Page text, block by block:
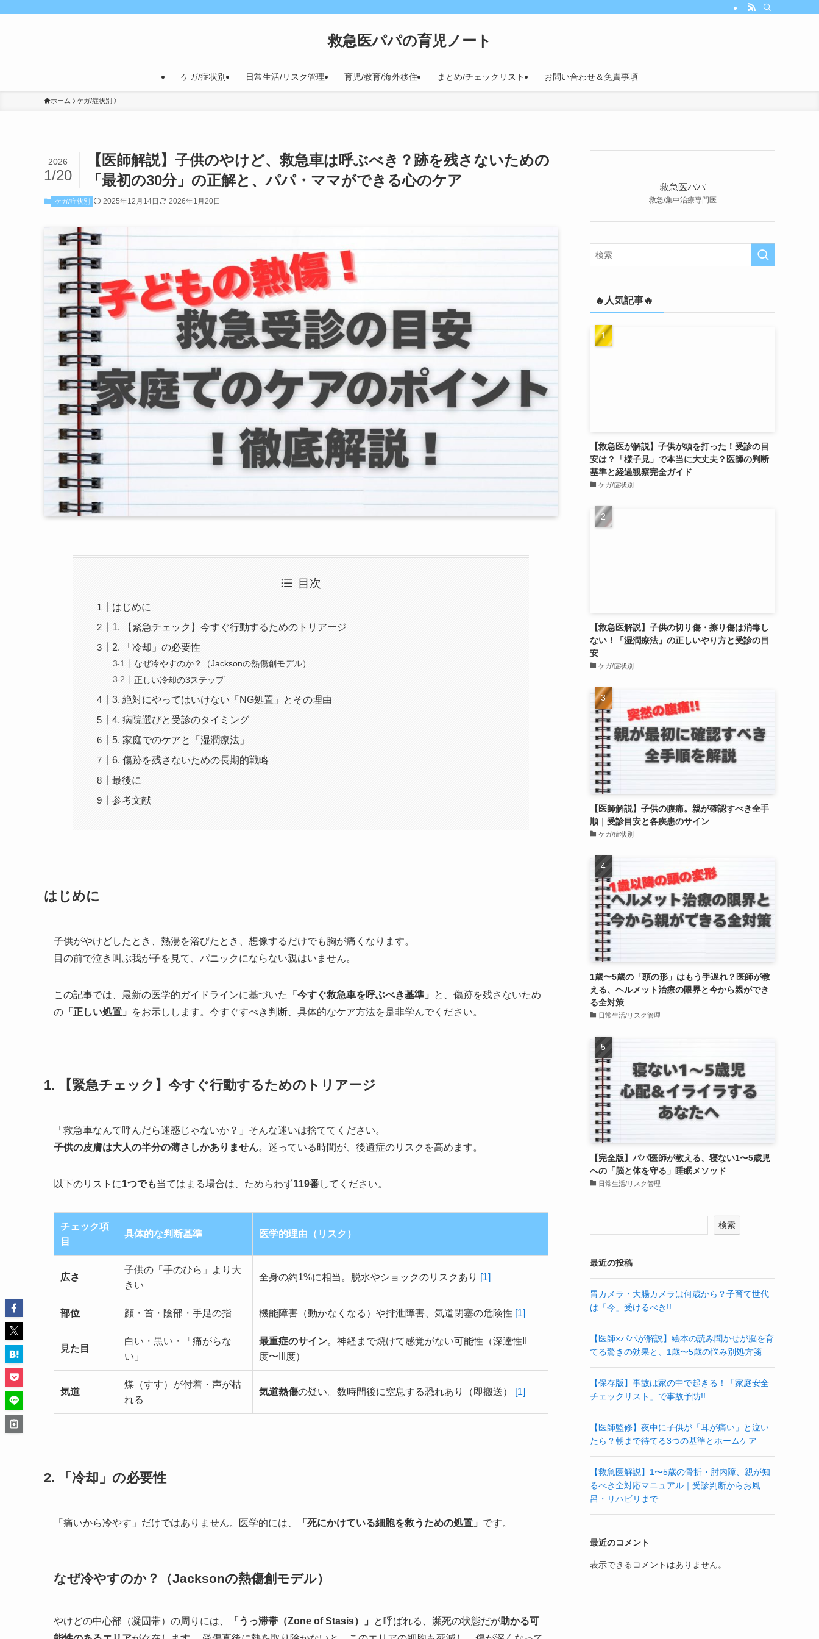
救急医パパの育児ノート
ケガ/症状別 日常生活/リスク管理 育児/教育/海外移住 まとめ/チェックリスト お問い合わせ＆免責事項
ホーム ケガ/症状別
【医師解説】子供のやけど、救急車は呼ぶべき？跡を残さないための
「最初の30分」の正解と、パパ・ママができる心のケア
2026
1/20
ケガ/症状別 2025年12月14日 2026年1月20日
目次
はじめに
1. 【緊急チェック】今すぐ行動するためのトリアージ
2. 「冷却」の必要性
なぜ冷やすのか？（Jacksonの熱傷創モデル）
正しい冷却の3ステップ
3. 絶対にやってはいけない「NG処置」とその理由
4. 病院選びと受診のタイミング
5. 家庭でのケアと「湿潤療法」
6. 傷跡を残さないための長期的戦略
最後に
参考文献
はじめに
子供がやけどしたとき、熱湯を浴びたとき、想像するだけでも胸が痛くなります。
目の前で泣き叫ぶ我が子を見て、パニックにならない親はいません。
この記事では、最新の医学的ガイドラインに基づいた 「今すぐ救急車を呼ぶべき基準」
と、傷跡を残さないため
の 「正しい処置」 をお示しします。今すぐすべき判断、具体的なケア方法を是非学んでください。
1. 【緊急チェック】今すぐ行動するためのトリアージ
「救急車なんて呼んだら迷惑じゃないか？」そんな迷いは捨ててください。
子供の皮膚は大人の半分の薄さしかありません。迷っている時間が、後遺症のリスクを高めます。
以下のリストに1つでも当てはまる場合は、ためらわず119番してください。
チェック項
目
具体的な判断基準 医学的理由（リスク）
広さ
子供の「手のひら」より大
きい
全身の約1%に相当。脱水やショックのリスクあり [1]
部位 顔・首・陰部・手足の指 機能障害（動かなくなる）や排泄障害、気道閉塞の危険性 [1]
見た目
白い・黒い・「痛がらな
い」
最重症のサイン。神経まで焼けて感覚がない可能性（深達性II
度〜III度）
気道
煤（すす）が付着・声が枯
れる
気道熱傷の疑い。数時間後に窒息する恐れあり（即搬送） [1]
2. 「冷却」の必要性
「痛いから冷やす」だけではありません。医学的には、 「死にかけている細胞を救うための処置」 です。
なぜ冷やすのか？（Jacksonの熱傷創モデル）
やけどの中心部（凝固帯）の周りには、 「うっ滞帯（Zone of Stasis）」 と呼ばれる、瀕死の状態だが助かる可
救急医パパ
救急/集中治療専門医
🔥人気記事🔥
【救急医が解説】子供が頭を打った！受診の目
安は？「様子見」で本当に大丈夫？医師の判断
基準と経過観察完全ガイド
ケガ/症状別
【救急医解説】子供の切り傷・擦り傷は消毒し
ない！「湿潤療法」の正しいやり方と受診の目
安
ケガ/症状別
【医師解説】子供の腹痛。親が確認すべき全手
順｜受診目安と各疾患のサイン
ケガ/症状別
1歳〜5歳の「頭の形」はもう手遅れ？医師が教
える、ヘルメット治療の限界と今から親ができ
る全対策
日常生活/リスク管理
【完全版】パパ医師が教える、寝ない1〜5歳児
への「脳と体を守る」睡眠メソッド
日常生活/リスク管理
検索
最近の投稿
胃カメラ・大腸カメラは何歳から？子育て世代
は「今」受けるべき!!
【医師×パパが解説】絵本の読み聞かせが脳を育
てる驚きの効果と、1歳〜5歳の悩み別処方箋
【保存版】事故は家の中で起きる！「家庭安全
チェックリスト」で事故予防!!
【医師監修】夜中に子供が「耳が痛い」と泣い
たら？朝まで待てる3つの基準とホームケア
【救急医解説】1〜5歳の骨折・肘内障、親が知
るべき全対応マニュアル｜受診判断からお風
呂・リハビリまで
最近のコメント
表示できるコメントはありません。